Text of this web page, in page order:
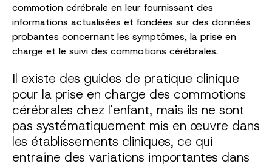
commotion cérébrale en leur fournissant des
informations actualisées et fondées sur des données
probantes concernant les symptômes, la prise en
charge et le suivi des commotions cérébrales.
Il existe des guides de pratique clinique
pour la prise en charge des commotions
cérébrales chez l'enfant, mais ils ne sont
pas systématiquement mis en œuvre dans
les établissements cliniques, ce qui
entraîne des variations importantes dans